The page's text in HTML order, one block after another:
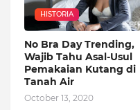
HISTORIA
No Bra Day Trending,
Wajib Tahu Asal-Usul
Pemakaian Kutang di
Tanah Air
October 13, 2020